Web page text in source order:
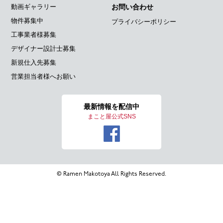
動画ギャラリー
物件募集中
工事業者様募集
デザイナー設計士募集
新規仕入先募集
営業担当者様へお願い
お問い合わせ
プライバシーポリシー
最新情報を配信中
まこと屋公式SNS
© Ramen Makotoya All Rights Reserved.